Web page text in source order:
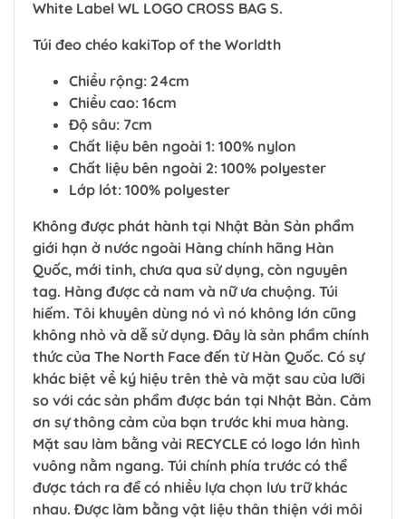
White Label WL LOGO CROSS BAG S.
Túi đeo chéo kakiTop of the Worldth
Chiều rộng: 24cm
Chiều cao: 16cm
Độ sâu: 7cm
Chất liệu bên ngoài 1: 100% nylon
Chất liệu bên ngoài 2: 100% polyester
Lớp lót: 100% polyester
Không được phát hành tại Nhật Bản Sản phẩm
giới hạn ở nước ngoài Hàng chính hãng Hàn
Quốc, mới tinh, chưa qua sử dụng, còn nguyên
tag. Hàng được cả nam và nữ ưa chuộng. Túi
hiếm. Tôi khuyên dùng nó vì nó không lớn cũng
không nhỏ và dễ sử dụng. Đây là sản phẩm chính
thức của The North Face đến từ Hàn Quốc. Có sự
khác biệt về ký hiệu trên thẻ và mặt sau của lưỡi
so với các sản phẩm được bán tại Nhật Bản. Cảm
ơn sự thông cảm của bạn trước khi mua hàng.
Mặt sau làm bằng vải RECYCLE có logo lớn hình
vuông nằm ngang. Túi chính phía trước có thể
được tách ra để có nhiều lựa chọn lưu trữ khác
nhau. Được làm bằng vật liệu thân thiện với môi